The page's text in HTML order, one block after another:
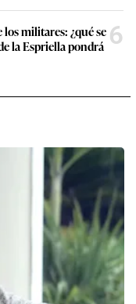
militares: ¿qué se
la Espriella pondrá 6